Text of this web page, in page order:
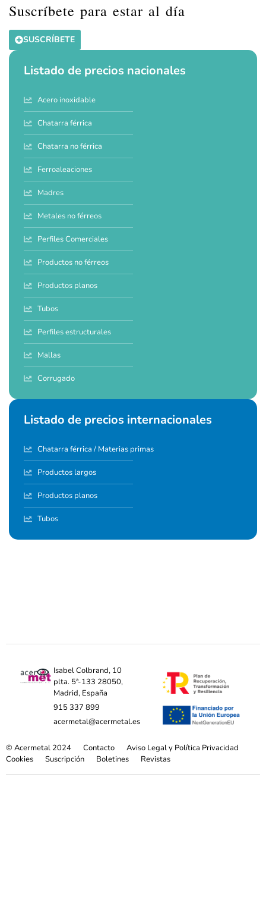
Suscríbete para estar al día
SUSCRÍBETE
Listado de precios nacionales
Acero inoxidable
Chatarra férrica
Chatarra no férrica
Ferroaleaciones
Madres
Metales no férreos
Perfiles Comerciales
Productos no férreos
Productos planos
Tubos
Perfiles estructurales
Mallas
Corrugado
Listado de precios internacionales
Chatarra férrica / Materias primas
Productos largos
Productos planos
Tubos
Isabel Colbrand, 10
plta. 5ª-133 28050,
Madrid, España
915 337 899
acermetal@acermetal.es
© Acermetal 2024 Contacto
Aviso Legal y Política Privacidad
Cookies
Suscripción Boletines Revistas